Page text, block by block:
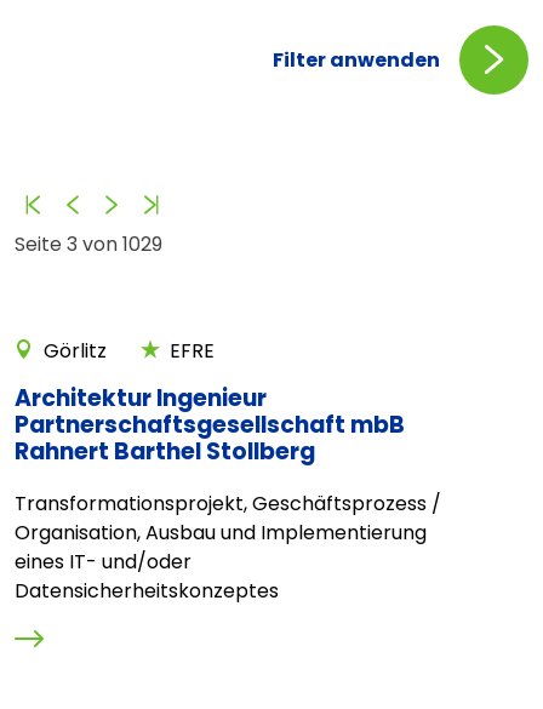
Filter anwenden
Seite 3 von 1029
AnfangZurückVorwärts
Görlitz EFRE
Architektur Ingenieur
Partnerschaftsgesellschaft mbB
Rahnert Barthel Stollberg
Transformationsprojekt, Geschäftsprozess /
Organisation, Ausbau und Implementierung
eines IT- und/oder
Datensicherheitskonzeptes